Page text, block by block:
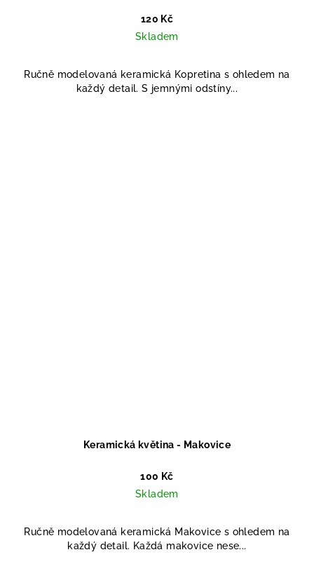
120 Kč
Skladem
Ručně modelovaná keramická Kopretina s ohledem na
každý detail. S jemnými odstíny...
Keramická květina - Makovice
100 Kč
Skladem
Ručně modelovaná keramická Makovice s ohledem na
každý detail. Každá makovice nese...